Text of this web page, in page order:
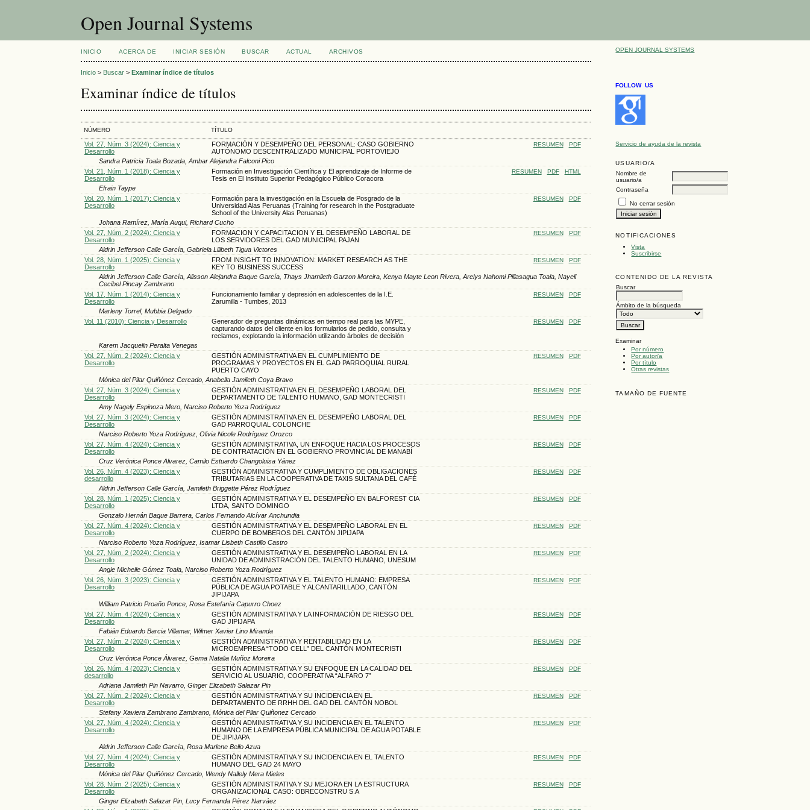
Open Journal Systems
OPEN JOURNAL SYSTEMS
FOLLOW US
Servicio de ayuda de la revista
USUARIO/A
Nombre de
usuario/a
Contraseña
No cerrar sesión
NOTIFICACIONES
Vista
Suscribirse
CONTENIDO DE LA REVISTA
Buscar
Ámbito de la búsqueda
Examinar
Por número
Por autor/a
Por título
Otras revistas
TAMAÑO DE FUENTE
INICIO ACERCA DE INICIAR SESIÓN BUSCAR ACTUAL ARCHIVOS
Inicio > Buscar >Examinar índice de títulos
Examinar índice de títulos
NÚMERO TÍTULO
Vol. 27, Núm. 3 (2024): Ciencia y
Desarrollo
FORMACIÓN Y DESEMPEÑO DEL PERSONAL: CASO GOBIERNO
AUTÓNOMO DESCENTRALIZADO MUNICIPAL PORTOVIEJO
RESUMEN PDF
Sandra Patricia Toala Bozada, Ambar Alejandra Falconi Pico
Vol. 21, Núm. 1 (2018): Ciencia y
Desarrollo
Formación en Investigación Científica y El aprendizaje de Informe de
Tesis en El Instituto Superior Pedagógico Público Coracora
RESUMEN PDF HTML
Efrain Taype
Vol. 20, Núm. 1 (2017): Ciencia y
Desarrollo
Formación para la investigación en la Escuela de Posgrado de la
Universidad Alas Peruanas (Training for research in the Postgraduate
School of the University Alas Peruanas)
RESUMEN PDF
Johana Ramírez, María Auqui, Richard Cucho
Vol. 27, Núm. 2 (2024): Ciencia y
Desarrollo
FORMACION Y CAPACITACION Y EL DESEMPEÑO LABORAL DE
LOS SERVIDORES DEL GAD MUNICIPAL PAJAN
RESUMEN PDF
Aldrin Jefferson Calle García, Gabriela Lilibeth Tigua Victores
Vol. 28, Núm. 1 (2025): Ciencia y
Desarrollo
FROM INSIGHT TO INNOVATION: MARKET RESEARCH AS THE
KEY TO BUSINESS SUCCESS
RESUMEN PDF
Aldrin Jefferson Calle García, Alisson Alejandra Baque García, Thays Jhamileth Garzon Moreira, Kenya Mayte Leon Rivera, Arelys Nahomi Pillasagua Toala, Nayeli
Cecibel Pincay Zambrano
Vol. 17, Núm. 1 (2014): Ciencia y
Desarrollo
Funcionamiento familiar y depresión en adolescentes de la I.E.
Zarumilla - Tumbes, 2013
RESUMEN PDF
Marleny Torrel, Mubbia Delgado
Vol. 11 (2010): Ciencia y Desarrollo
Generador de preguntas dinámicas en tiempo real para las MYPE,
capturando datos del cliente en los formularios de pedido, consulta y
reclamos, explotando la información utilizando árboles de decisión
RESUMEN PDF
Karem Jacquelin Peralta Venegas
Vol. 27, Núm. 2 (2024): Ciencia y
Desarrollo
GESTIÓN ADMINISTRATIVA EN EL CUMPLIMIENTO DE
PROGRAMAS Y PROYECTOS EN EL GAD PARROQUIAL RURAL
PUERTO CAYO
RESUMEN PDF
Mónica del Pilar Quiñónez Cercado, Anabella Jamileth Coya Bravo
Vol. 27, Núm. 3 (2024): Ciencia y
Desarrollo
GESTIÓN ADMINISTRATIVA EN EL DESEMPEÑO LABORAL DEL
DEPARTAMENTO DE TALENTO HUMANO, GAD MONTECRISTI
RESUMEN PDF
Amy Nagely Espinoza Mero, Narciso Roberto Yoza Rodríguez
Vol. 27, Núm. 3 (2024): Ciencia y
Desarrollo
GESTIÓN ADMINISTRATIVA EN EL DESEMPEÑO LABORAL DEL
GAD PARROQUIAL COLONCHE
RESUMEN PDF
Narciso Roberto Yoza Rodríguez, Olivia Nicole Rodríguez Orozco
Vol. 27, Núm. 4 (2024): Ciencia y
Desarrollo
GESTIÓN ADMINISTRATIVA, UN ENFOQUE HACIA LOS PROCESOS
DE CONTRATACIÓN EN EL GOBIERNO PROVINCIAL DE MANABÍ
RESUMEN PDF
Cruz Verónica Ponce Alvarez, Camilo Estuardo Changoluisa Yánez
Vol. 26, Núm. 4 (2023): Ciencia y
desarrollo
GESTIÓN ADMINISTRATIVA Y CUMPLIMIENTO DE OBLIGACIONES
TRIBUTARIAS EN LA COOPERATIVA DE TAXIS SULTANA DEL CAFÉ
RESUMEN PDF
Aldrin Jefferson Calle García, Jamileth Briggette Pérez Rodríguez
Vol. 28, Núm. 1 (2025): Ciencia y
Desarrollo
GESTIÓN ADMINISTRATIVA Y EL DESEMPEÑO EN BALFOREST CIA
LTDA, SANTO DOMINGO
RESUMEN PDF
Gonzalo Hernán Baque Barrera, Carlos Fernando Alcívar Anchundia
Vol. 27, Núm. 4 (2024): Ciencia y
Desarrollo
GESTIÓN ADMINISTRATIVA Y EL DESEMPEÑO LABORAL EN EL
CUERPO DE BOMBEROS DEL CANTÓN JIPIJAPA
RESUMEN PDF
Narciso Roberto Yoza Rodríguez, Isamar Lisbeth Castillo Castro
Vol. 27, Núm. 2 (2024): Ciencia y
Desarrollo
GESTIÓN ADMINISTRATIVA Y EL DESEMPEÑO LABORAL EN LA
UNIDAD DE ADMINISTRACIÓN DEL TALENTO HUMANO, UNESUM
RESUMEN PDF
Angie Michelle Gómez Toala, Narciso Roberto Yoza Rodríguez
Vol. 26, Núm. 3 (2023): Ciencia y
Desarrollo
GESTIÓN ADMINISTRATIVA Y EL TALENTO HUMANO: EMPRESA
PÚBLICA DE AGUA POTABLE Y ALCANTARILLADO, CANTÓN
JIPIJAPA
RESUMEN PDF
William Patricio Proaño Ponce, Rosa Estefanía Capurro Choez
Vol. 27, Núm. 4 (2024): Ciencia y
Desarrollo
GESTIÓN ADMINISTRATIVA Y LA INFORMACIÓN DE RIESGO DEL
GAD JIPIJAPA
RESUMEN PDF
Fabián Eduardo Barcia Villamar, Wilmer Xavier Lino Miranda
Vol. 27, Núm. 2 (2024): Ciencia y
Desarrollo
GESTIÓN ADMINISTRATIVA Y RENTABILIDAD EN LA
MICROEMPRESA “TODO CELL” DEL CANTÓN MONTECRISTI
RESUMEN PDF
Cruz Verónica Ponce Álvarez, Gema Natalia Muñoz Moreira
Vol. 26, Núm. 4 (2023): Ciencia y
desarrollo
GESTIÓN ADMINISTRATIVA Y SU ENFOQUE EN LA CALIDAD DEL
SERVICIO AL USUARIO, COOPERATIVA “ALFARO 7”
RESUMEN PDF
Adriana Jamileth Pin Navarro, Ginger Elizabeth Salazar Pin
Vol. 27, Núm. 2 (2024): Ciencia y
Desarrollo
GESTIÓN ADMINISTRATIVA Y SU INCIDENCIA EN EL
DEPARTAMENTO DE RRHH DEL GAD DEL CANTÓN NOBOL
RESUMEN PDF
Stefany Xaviera Zambrano Zambrano, Mónica del Pilar Quiñonez Cercado
Vol. 27, Núm. 4 (2024): Ciencia y
Desarrollo
GESTIÓN ADMINISTRATIVA Y SU INCIDENCIA EN EL TALENTO
HUMANO DE LA EMPRESA PÚBLICA MUNICIPAL DE AGUA POTABLE
DE JIPIJAPA
RESUMEN PDF
Aldrin Jefferson Calle García, Rosa Marlene Bello Azua
Vol. 27, Núm. 4 (2024): Ciencia y
Desarrollo
GESTIÓN ADMINISTRATIVA Y SU INCIDENCIA EN EL TALENTO
HUMANO DEL GAD 24 MAYO
RESUMEN PDF
Mónica del Pilar Quiñónez Cercado, Wendy Nallely Mera Mieles
Vol. 28, Núm. 2 (2025): Ciencia y
Desarrollo
GESTIÓN ADMINISTRATIVA Y SU MEJORA EN LA ESTRUCTURA
ORGANIZACIONAL CASO: OBRECONSTRU S.A
RESUMEN PDF
Ginger Elizabeth Salazar Pin, Lucy Fernanda Pérez Narváez